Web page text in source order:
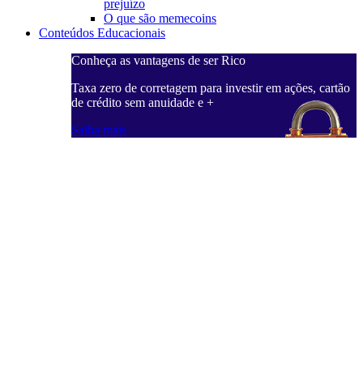
prejuízo
O que são memecoins
Conteúdos Educacionais
Conheça as vantagens de ser Rico
Taxa zero de corretagem para investir em ações, cartão
de crédito sem anuidade e +
Saiba mais